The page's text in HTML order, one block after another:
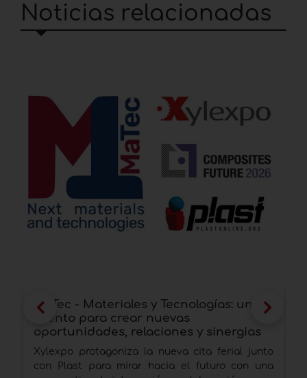
Noticias relacionadas
MaTec - Materiales y Tecnologías: un
evento para crear nuevas
oportunidades, relaciones y sinergias
Xylexpo protagoniza la nueva cita ferial junto
con Plast para mirar hacia el futuro con una